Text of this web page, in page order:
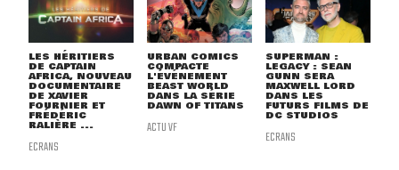
LES HÉRITIERS
DE CAPTAIN
AFRICA, NOUVEAU
DOCUMENTAIRE
DE XAVIER
FOURNIER ET
FRÉDÉRIC
RALIÈRE ...
ECRANS
URBAN COMICS
COMPACTE
L'ÉVÉNEMENT
BEAST WORLD
DANS LA SÉRIE
DAWN OF TITANS
ACTU VF
SUPERMAN :
LEGACY : SEAN
GUNN SERA
MAXWELL LORD
DANS LES
FUTURS FILMS DE
DC STUDIOS
ECRANS